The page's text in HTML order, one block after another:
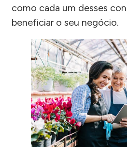
como cada um desses
beneficiar o seu negócio.